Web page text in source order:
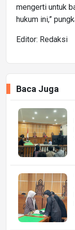
mengerti untuk
hukum ini,”
Editor: Redaksi
Baca Juga